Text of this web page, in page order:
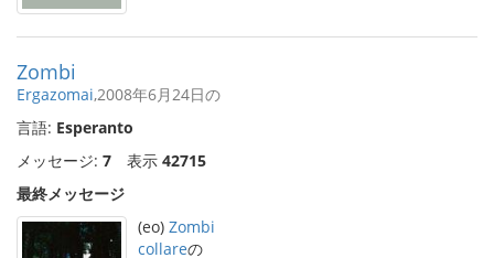
Zombi
Ergazomai,2008年6月24日の
言語: Esperanto
メッセージ: 7 表示 42715
最終メッセージ
(eo) Zombi
collareの